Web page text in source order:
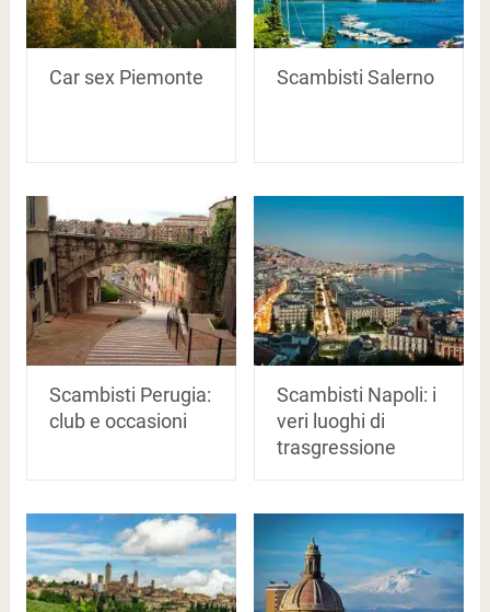
Car sex Piemonte Scambisti Salerno
Scambisti Perugia:
club e occasioni
Scambisti Napoli: i
veri luoghi di
trasgressione